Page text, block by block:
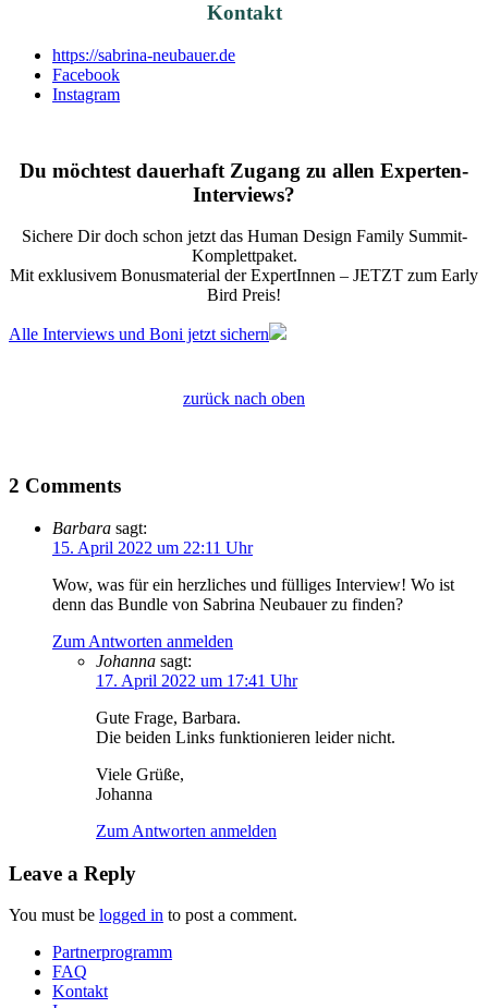
Kontakt
https://sabrina-neubauer.de
Facebook
Instagram
Du möchtest dauerhaft Zugang zu allen Experten-
Interviews?
Sichere Dir doch schon jetzt das Human Design Family Summit-
Komplettpaket.
Mit exklusivem Bonusmaterial der ExpertInnen – JETZT zum Early
Bird Preis!
Alle Interviews und Boni jetzt sichern
zurück nach oben
2 Comments
Barbara sagt:
15. April 2022 um 22:11 Uhr
Wow, was für ein herzliches und fülliges Interview! Wo ist
denn das Bundle von Sabrina Neubauer zu finden?
Zum Antworten anmelden
Johanna sagt:
17. April 2022 um 17:41 Uhr
Gute Frage, Barbara.
Die beiden Links funktionieren leider nicht.
Viele Grüße,
Johanna
Zum Antworten anmelden
Leave a Reply
You must be logged in to post a comment.
Partnerprogramm
FAQ
Kontakt